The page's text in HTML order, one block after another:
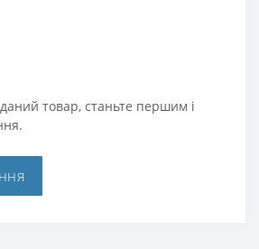
товар, станьте першим і